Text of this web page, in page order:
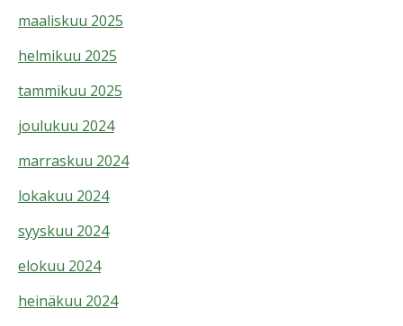
maaliskuu 2025
helmikuu 2025
tammikuu 2025
joulukuu 2024
marraskuu 2024
lokakuu 2024
syyskuu 2024
elokuu 2024
heinäkuu 2024